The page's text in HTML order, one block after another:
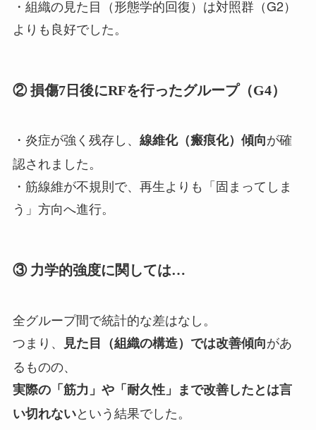
・組織の見た目（形態学的回復）は対照群（G2）
よりも良好でした。
② 損傷7日後にRFを行ったグループ（G4）
・炎症が強く残存し、 線維化（瘢痕化）傾向が確
認されました。
・筋線維が不規則で、再生よりも「固まってしま
う」方向へ進行。
③ 力学的強度に関しては…
全グループ間で統計的な差はなし。
つまり、
見た目（組織の構造）では改善傾向があ
るものの、
実際の「筋力」や「耐久性」まで改善したとは言
い切れないという結果でした。